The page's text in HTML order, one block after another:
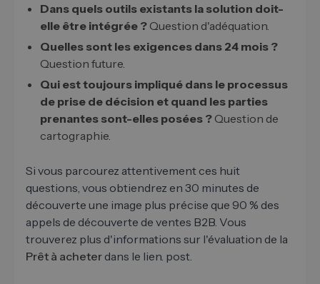
Dans quels outils existants la solution doit-
elle être intégrée ? Question d'adéquation.
Quelles sont les exigences dans 24 mois ?
Question future.
Qui est toujours impliqué dans le processus
de prise de décision et quand les parties
prenantes sont-elles posées ? Question de
cartographie.
Si vous parcourez attentivement ces huit
questions, vous obtiendrez en 30 minutes de
découverte une image plus précise que 90 % des
appels de découverte de ventes B2B. Vous
trouverez plus d'informations sur l'évaluation de la
Prêt à acheter dans le lien. post.